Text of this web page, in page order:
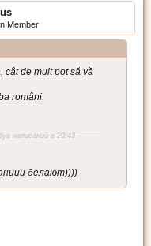
Member
cât de mult pot să vă
români.
написаний в 20:43 ----------
делают))))